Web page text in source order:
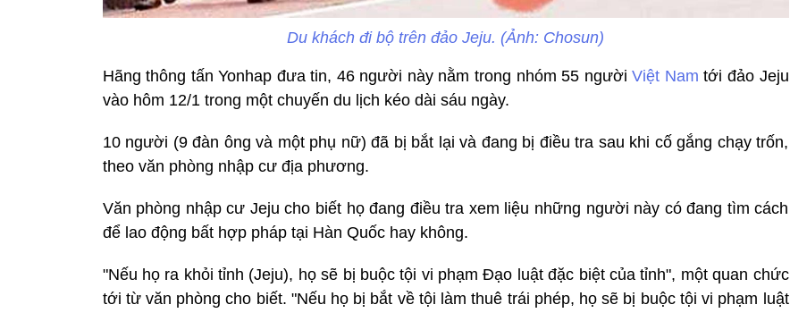
Du khách đi bộ trên đảo Jeju. (Ảnh: Chosun)
Hãng thông tấn Yonhap đưa tin, 46 người này nằm trong nhóm 55 ngườiViệt Nam tới đảo Jeju
vào hôm 12/1 trong một chuyến du lịch kéo dài sáu ngày.
10 người (9 đàn ông và một phụ nữ) đã bị bắt lại và đang bị điều tra sau khi cố gắng chạy trốn,
theo văn phòng nhập cư địa phương.
Văn phòng nhập cư Jeju cho biết họ đang điều tra xem liệu những người này có đang tìm cách
để lao động bất hợp pháp tại Hàn Quốc hay không.
"Nếu họ ra khỏi tỉnh (Jeju), họ sẽ bị buộc tội vi phạm Đạo luật đặc biệt của tỉnh", một quan chức
tới từ văn phòng cho biết. "Nếu họ bị bắt về tội làm thuê trái phép, họ sẽ bị buộc tội vi phạm luật